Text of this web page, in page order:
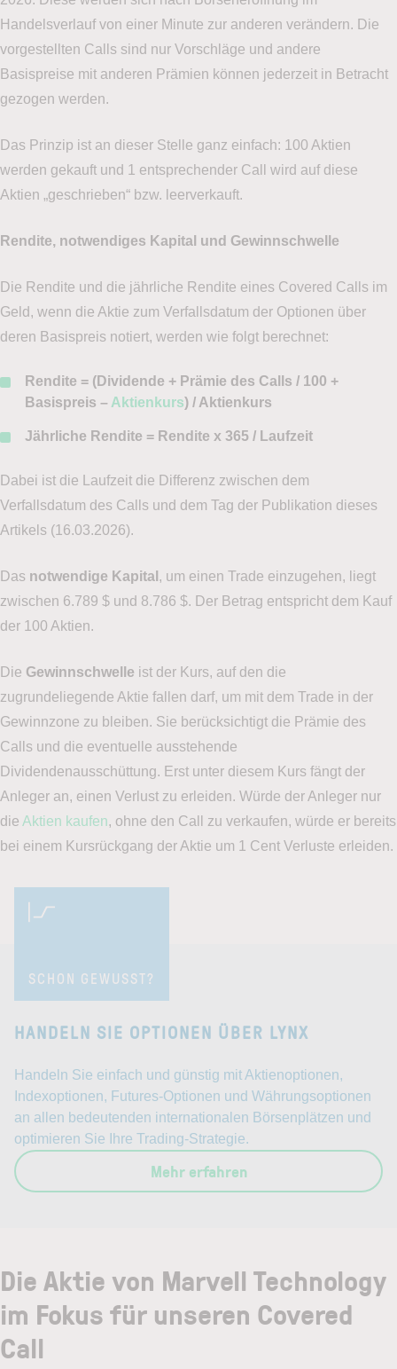
Handelsverlauf von einer Minute zur anderen verändern. Die
vorgestellten Calls sind nur Vorschläge und andere
Basispreise mit anderen Prämien können jederzeit in Betracht
gezogen werden.
Das Prinzip ist an dieser Stelle ganz einfach: 100 Aktien
werden gekauft und 1 entsprechender Call wird auf diese
Aktien „geschrieben“ bzw. leerverkauft.
Rendite, notwendiges Kapital und Gewinnschwelle
Die Rendite und die jährliche Rendite eines Covered Calls im
Geld, wenn die Aktie zum Verfallsdatum der Optionen über
deren Basispreis notiert, werden wie folgt berechnet:
Rendite = (Dividende + Prämie des Calls / 100 +
Basispreis – Aktienkurs) / Aktienkurs
Jährliche Rendite = Rendite x 365 / Laufzeit
Dabei ist die Laufzeit die Differenz zwischen dem
Verfallsdatum des Calls und dem Tag der Publikation dieses
Artikels (16.03.2026).
Das notwendige Kapital , um einen Trade einzugehen, liegt
zwischen 6.789 $ und 8.786 $. Der Betrag entspricht dem Kauf
der 100 Aktien.
Die Gewinnschwelle ist der Kurs, auf den die
zugrundeliegende Aktie fallen darf, um mit dem Trade in der
Gewinnzone zu bleiben. Sie berücksichtigt die Prämie des
Calls und die eventuelle ausstehende
Dividendenausschüttung. Erst unter diesem Kurs fängt der
Anleger an, einen Verlust zu erleiden. Würde der Anleger nur
die Aktien kaufen, ohne den Call zu verkaufen, würde er bereits
bei einem Kursrückgang der Aktie um 1 Cent Verluste erleiden.
SCHON GEWUSST?
HANDELN SIE OPTIONEN ÜBER LYNX
Handeln Sie einfach und günstig mit Aktienoptionen,
Indexoptionen, Futures-Optionen und Währungsoptionen
an allen bedeutenden internationalen Börsenplätzen und
optimieren Sie Ihre Trading-Strategie.
Mehr erfahren
Die Aktie von Marvell Technology
im Fokus für unseren Covered
Call